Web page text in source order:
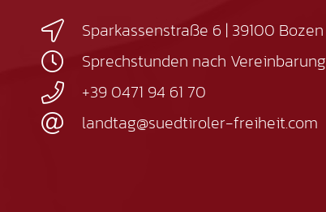
Sparkassenstraße 6 | 39100 Bozen
Sprechstunden nach Vereinbarung
+39 0471 94 61 70
landtag@suedtiroler-freiheit.com